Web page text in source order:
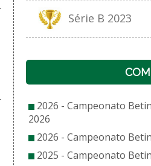
Série B 2023
2026 - Campeonato
2026
2026 - Campeonato
2025 - Campeonato